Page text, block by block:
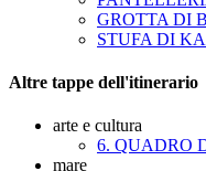
GROTTA DI
STUFA DI
Altre tappe dell'itinerario
arte e cultura
6. QUADRO
mare